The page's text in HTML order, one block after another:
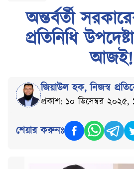
অন্তর্বর্তী
প্রতিনিধি
আজই!
জিয়াউল হক,নিজস্ব
প্রকাশ: ১০ ডিসেম্বর ২০২৫,
শেয়ার করুনঃ